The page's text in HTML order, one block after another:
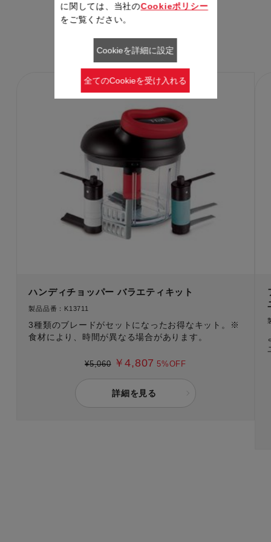
おすすめ製品
RECOMMEND
ハンディチョッパー バラエティキット
製品品番：K13711
3種類のブレードがセットになったお得なキット。※
食材により、時間が異なる場合があります。
¥5,060 ￥4,807 5%OFF
詳細を見る
に関しては、当社のCookieポリシー
をご覧ください。
Cookieを詳細に設定
全てのCookieを受け入れる